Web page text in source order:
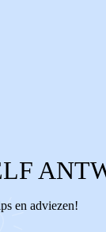
en adviezen!